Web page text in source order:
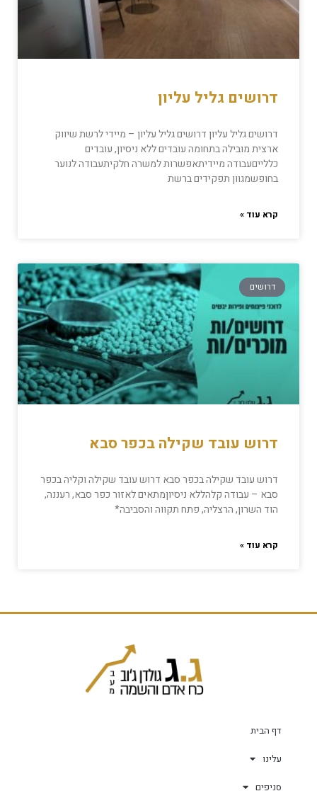
דרושים גליל עליון
דרושים גליל עליון דרושים גליל עליון – מיידי לרשת שיווק
ארצית מובילה בתחומה עובדים ללא ניסיון, עובדים
כללייםעבודה מיידיתאפשרות למשרה חלקיתעבודה לנוער
בחופשמגוון תפקידים ברשת
קרא עוד »
דרושים
דרוש עובד שקילה בכפר סבא
דרוש עובד שקילה בכפר סבא דרוש עובד שקילה וקליה בכפר
סבא – עבודה קלהללא ניסיוןמתאים לאזור כפר סבא, רעננה,
הוד השרון, הרצליה, פתח תקווה והסביבה*
קרא עוד »
דף הבית
עלינו
סניפים